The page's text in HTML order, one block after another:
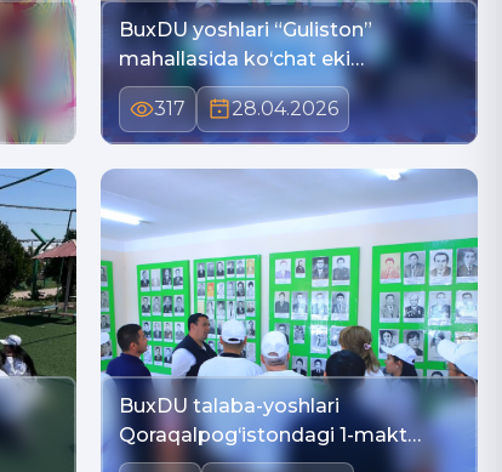
BuxDU yoshlari “Guliston”
mahallasida ko‘chat eki…
317 28.04.2026
BuxDU talaba-yoshlari
Qoraqalpog‘istondagi 1-makt…